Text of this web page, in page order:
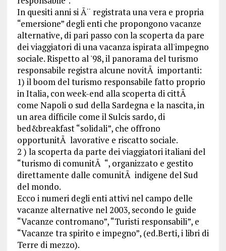
In quesiti anni si Ã¨ registrata una vera e propria
“emersione” degli enti che propongono vacanze
alternative, di pari passo con la scoperta da pare
dei viaggiatori di una vacanza ispirata all'impegno
sociale. Rispetto al '98, il panorama del turismo
responsabile registra alcune novitÃ importanti:
1) il boom del turismo responsabile fatto proprio
in Italia, con week-end alla scoperta di cittÃ
come Napoli o sud della Sardegna e la nascita, in
un area difficile come il Sulcis sardo, di
bed&breakfast “solidali”, che offrono
opportunitÃ lavorative e riscatto sociale.
2 ) la scoperta da parte dei viaggiatori italiani del
“turismo di comunitÃ “, organizzato e gestito
direttamente dalle comunitÃ indigene del Sud
del mondo.
Ecco i numeri degli enti attivi nel campo delle
vacanze alternative nel 2003, secondo le guide
“Vacanze contromano”, “Turisti responsabili”, e
“Vacanze tra spirito e impegno”, (ed.Berti, i libri di
Terre di mezzo).